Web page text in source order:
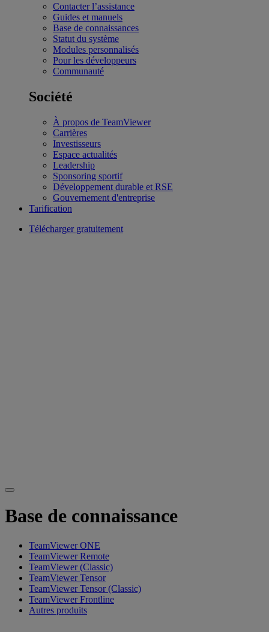
Contacter l’assistance
Guides et manuels
Base de connaissances
Statut du système
Modules personnalisés
Pour les développeurs
Communauté
Société
À propos de TeamViewer
Carrières
Investisseurs
Espace actualités
Leadership
Sponsoring sportif
Développement durable et RSE
Gouvernement d'entreprise
Tarification
Télécharger gratuitement
Base de connaissance
TeamViewer ONE
TeamViewer Remote
TeamViewer (Classic)
TeamViewer Tensor
TeamViewer Tensor (Classic)
TeamViewer Frontline
Autres produits